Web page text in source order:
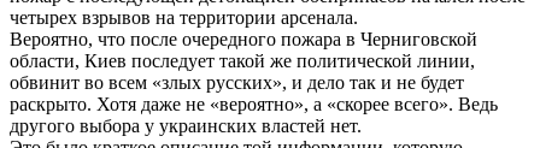
четырех взрывов на территории арсенала.
Вероятно, что после очередного пожара в Черниговской
области, Киев последует такой же политической линии,
обвинит во всем «злых русских», и дело так и не будет
раскрыто. Хотя даже не «вероятно», а «скорее всего». Ведь
другого выбора у украинских властей нет.